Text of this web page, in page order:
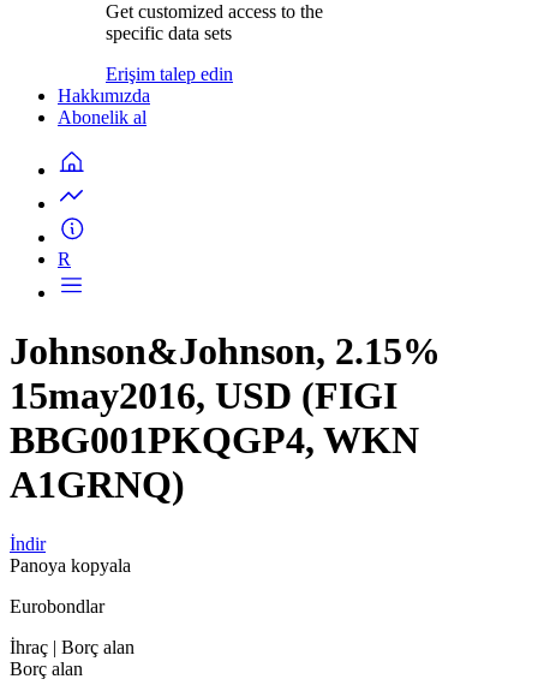
Get customized access to the
specific data sets
Erişim talep edin
Hakkımızda
Abonelik al
R
Johnson&Johnson, 2.15%
15may2016, USD (FIGI
BBG001PKQGP4, WKN
A1GRNQ)
İndir
Panoya kopyala
Eurobondlar
İhraç | Borç alan
Borç alan